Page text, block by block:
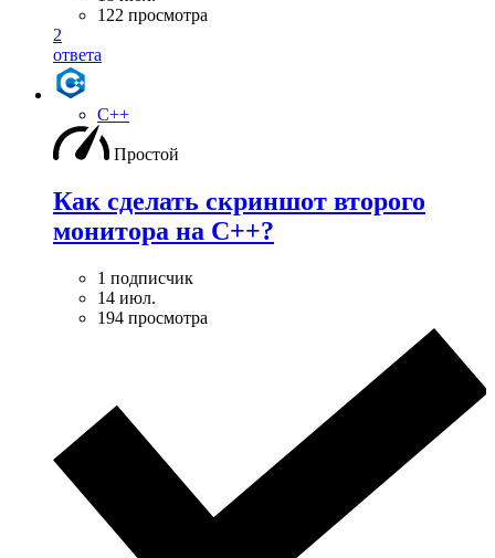
122 просмотра
2
ответа
C++
Простой
Как сделать скриншот второго
монитора на С++?
1 подписчик
14 июл.
194 просмотра